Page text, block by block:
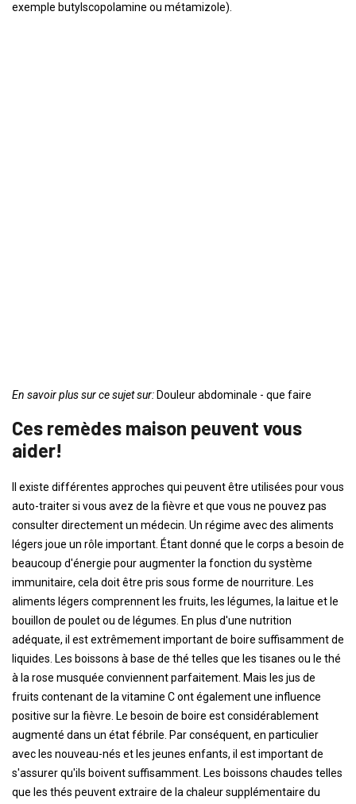
exemple butylscopolamine ou métamizole).
En savoir plus sur ce sujet sur: Douleur abdominale - que faire
Ces remèdes maison peuvent vous
aider!
Il existe différentes approches qui peuvent être utilisées pour vous
auto-traiter si vous avez de la fièvre et que vous ne pouvez pas
consulter directement un médecin. Un régime avec des aliments
légers joue un rôle important. Étant donné que le corps a besoin de
beaucoup d'énergie pour augmenter la fonction du système
immunitaire, cela doit être pris sous forme de nourriture. Les
aliments légers comprennent les fruits, les légumes, la laitue et le
bouillon de poulet ou de légumes. En plus d'une nutrition
adéquate, il est extrêmement important de boire suffisamment de
liquides. Les boissons à base de thé telles que les tisanes ou le thé
à la rose musquée conviennent parfaitement. Mais les jus de
fruits contenant de la vitamine C ont également une influence
positive sur la fièvre. Le besoin de boire est considérablement
augmenté dans un état fébrile. Par conséquent, en particulier
avec les nouveau-nés et les jeunes enfants, il est important de
s'assurer qu'ils boivent suffisamment. Les boissons chaudes telles
que les thés peuvent extraire de la chaleur supplémentaire du